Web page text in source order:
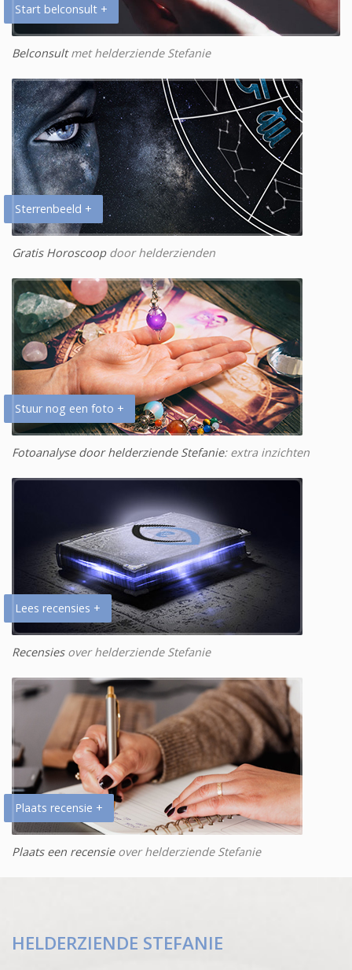
Start belconsult +
Belconsultmet helderziende Stefanie
Sterrenbeeld +
Gratis Horoscoopdoor helderzienden
Stuur nog een foto +
Fotoanalyse door helderziende Stefanie: extra inzichten
Lees recensies +
Recensiesover helderziende Stefanie
Plaats recensie +
Plaats een recensieover helderziende Stefanie
HELDERZIENDE STEFANIE